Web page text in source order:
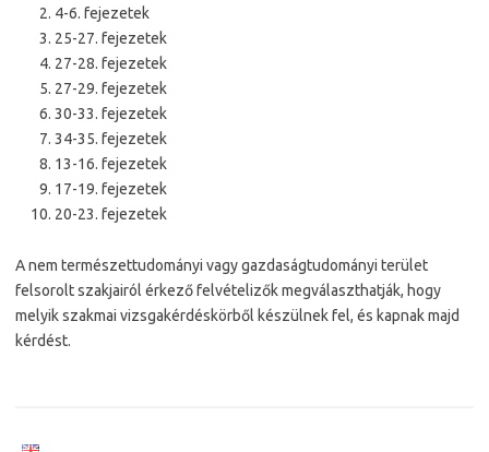
4-6. fejezetek
25-27. fejezetek
27-28. fejezetek
27-29. fejezetek
30-33. fejezetek
34-35. fejezetek
13-16. fejezetek
17-19. fejezetek
20-23. fejezetek
A nem természettudományi vagy gazdaságtudományi terület
felsorolt szakjairól érkező felvételizők megválaszthatják, hogy
melyik szakmai vizsgakérdéskörből készülnek fel, és kapnak majd
kérdést.